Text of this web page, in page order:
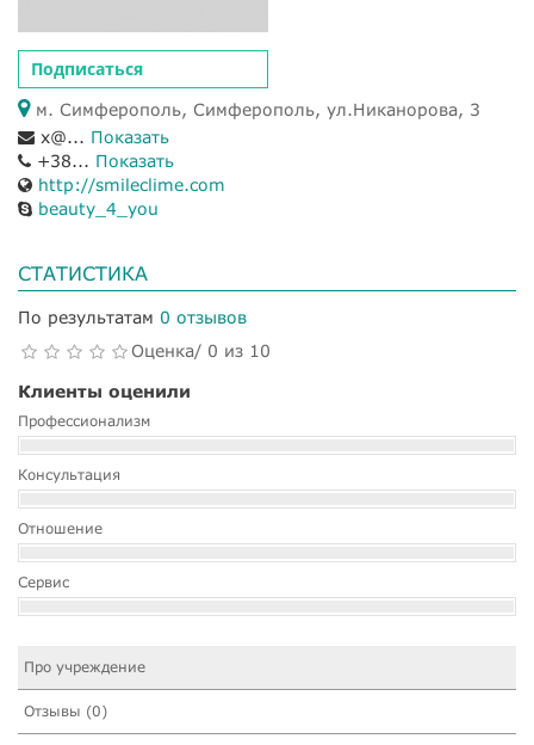
Подписаться
м. Симферополь, Симферополь, ул.Никанорова, 3
x@... Показать
+38... Показать
http://smileclime.com
beauty_4_you
СТАТИСТИКА
По результатам 0 отзывов
Оценка/ 0 из 10
Клиенты оценили
Профессионализм
Консультация
Отношение
Сервис
Про учреждение
Отзывы (0)